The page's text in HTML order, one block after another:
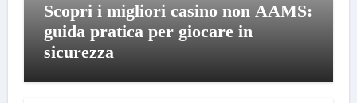
Scopri i migliori casino non AAMS:
guida pratica per giocare in
sicurezza